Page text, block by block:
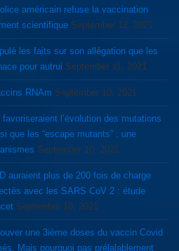
américain refuse la vaccination
scientifique September 12, 2021
les faits sur son allégation que les
pour autrui September 11, 2021
RNAm September 10, 2021
que les “escape mutants” : une
September 10, 2021
auraient plus de 200 fois de charge
avec les SARS CoV 2 : étude
September 10, 2021
une 3ième doses du vaccin Covid
Mais pourquoi pas prélalablement